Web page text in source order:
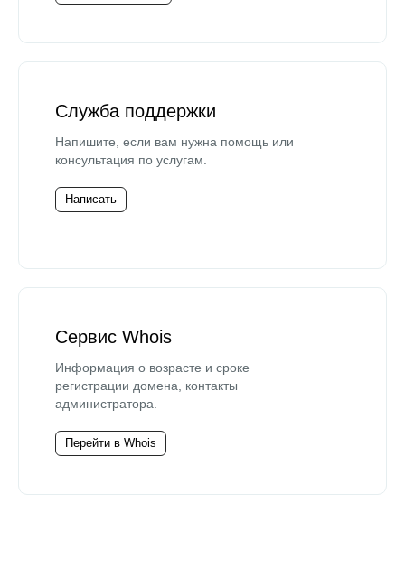
Служба поддержки
Напишите, если вам нужна помощь или
консультация по услугам.
Написать
Сервис Whois
Информация о возрасте и сроке
регистрации домена, контакты
администратора.
Перейти в Whois